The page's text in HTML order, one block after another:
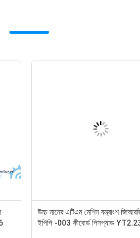
৪৪৫0৬৭৪১৩৩ এনসিআর ৫৮৮৭ মেটাল কীবোর্ড
ইপিপি কীপ্যাড ৪৪৫-০৬৭৪১৩৩